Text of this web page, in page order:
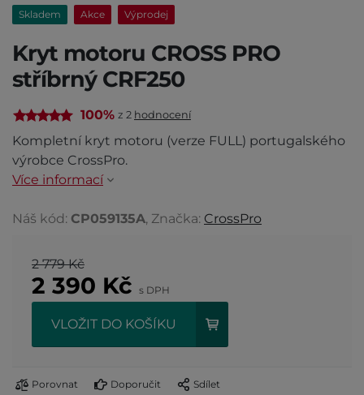
Skladem Akce Výprodej
Kryt motoru CROSS PRO
stříbrný CRF250
100% z 2 hodnocení
Kompletní kryt motoru (verze FULL) portugalského
výrobce CrossPro.
Více informací
Náš kód: CP059135A, Značka: CrossPro
2 779 Kč
2 390 Kč s DPH
VLOŽIT DO KOŠÍKU
Porovnat Doporučit Sdílet